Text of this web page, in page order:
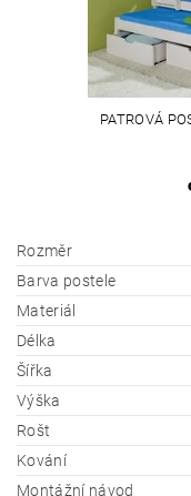
PATROVÁ
Rozměr
Barva postele
Materiál
Délka
Šířka
Výška
Rošt
Kování
Montážní návod